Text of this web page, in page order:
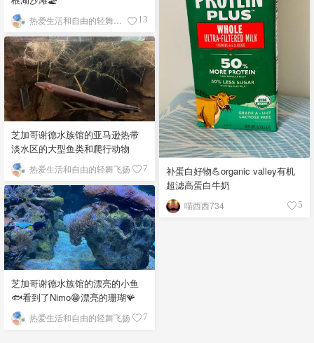
13
补蛋白好物💪organic valley有机
超滤高蛋白牛奶
喵西西734 5
芝加哥谢德水族馆的亚马逊热带
淡水区的大型鱼类和爬行动物
热爱生活和自由的轻舞飞扬 7
芝加哥谢德水族馆的漂亮的小鱼
🐟看到了Nimo😁漂亮的珊瑚🪸
热爱生活和自由的轻舞飞扬 7